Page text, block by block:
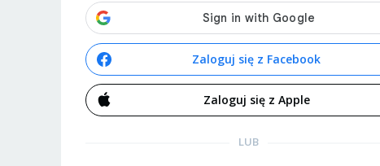
Zaloguj się z Facebook
Zaloguj się z Apple
LUB